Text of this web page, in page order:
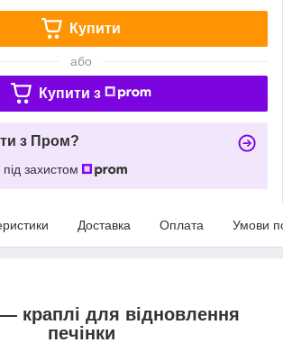
Купити
або
Купити з
з Пром?
захистом
Доставка Оплата Умови
краплі для відновлення
печінки